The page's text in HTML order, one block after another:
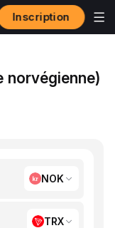
Inscription
norvégienne)
NOK
TRX